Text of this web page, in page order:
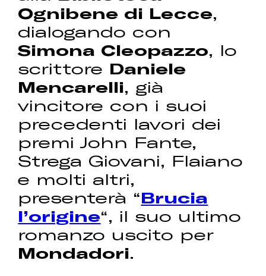
Ognibene di Lecce,
dialogando con
Simona Cleopazzo, lo
scrittore Daniele
Mencarelli, già
vincitore con i suoi
precedenti lavori dei
premi John Fante,
Strega Giovani, Flaiano
e molti altri,
presenterà “Brucia
l’origine“, il suo ultimo
romanzo uscito per
Mondadori.